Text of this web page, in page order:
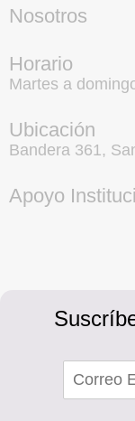
Nosotros
Horario
Martes a
Ubicación
Bandera 361,
Apoyo